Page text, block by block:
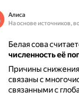
Алиса
На основе источников,
Белая сова
численность её
Причины снижения
связаны с
связанными с